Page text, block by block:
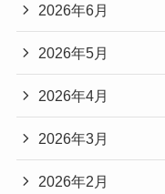
2026年6月
2026年5月
2026年4月
2026年3月
2026年2月